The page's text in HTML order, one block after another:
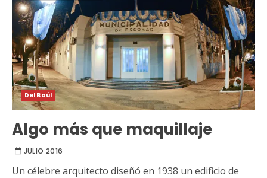
Del Baúl
Algo más que maquillaje
JULIO 2016
Un célebre arquitecto diseñó en 1938 un edificio de